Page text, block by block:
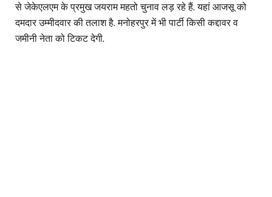
से जेकेएलएम के प्रमुख जयराम महतो चुनाव लड़ रहे हैं. यहां आजसू को
दमदार उम्मीदवार की तलाश है. मनोहरपुर में भी पार्टी किसी कद्दावर व
जमीनी नेता को टिकट देगी.